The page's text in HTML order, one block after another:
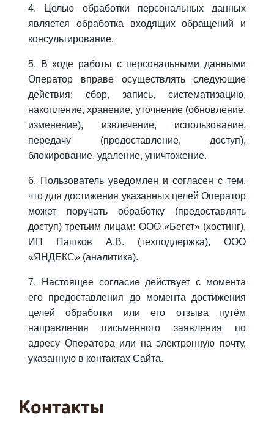
4. Целью обработки персональных данных
является обработка входящих обращений и
консультирование.
5. В ходе работы с персональными данными
Оператор вправе осуществлять следующие
действия: сбор, запись, систематизацию,
накопление, хранение, уточнение (обновление,
изменение), извлечение, использование,
передачу (предоставление, доступ),
блокирование, удаление, уничтожение.
6. Пользователь уведомлен и согласен с тем,
что для достижения указанных целей Оператор
может поручать обработку (предоставлять
доступ) третьим лицам: ООО «Бегет» (хостинг),
ИП Пашков А.В. (техподдержка), ООО
«ЯНДЕКС» (аналитика).
7. Настоящее согласие действует с момента
его предоставления до момента достижения
целей обработки или его отзыва путём
направления письменного заявления по
адресу Оператора или на электронную почту,
указанную в контактах Сайта.
Контакты
обращения согласноПолитике обработки персональных
данных
Согласию на обработку персональных данных